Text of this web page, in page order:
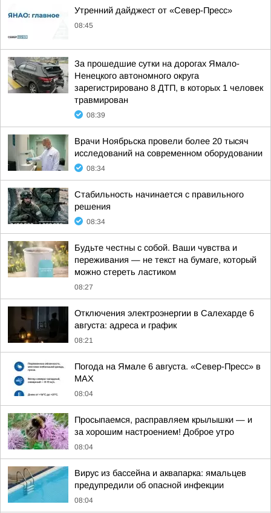
Утренний дайджест от «Север-Пресс»
08:45
За прошедшие сутки на дорогах Ямало-
Ненецкого автономного округа
зарегистрировано 8 ДТП, в которых 1 человек
травмирован
08:39
Врачи Ноябрьска провели более 20 тысяч
исследований на современном оборудовании
08:34
Стабильность начинается с правильного
решения
08:34
Будьте честны с собой. Ваши чувства и
переживания — не текст на бумаге, который
можно стереть ластиком
08:27
Отключения электроэнергии в Салехарде 6
августа: адреса и график
08:21
Погода на Ямале 6 августа. «Север-Пресс» в
MAX
08:04
Просыпаемся, расправляем крылышки — и
за хорошим настроением! Доброе утро
08:04
Вирус из бассейна и аквапарка: ямальцев
предупредили об опасной инфекции
08:04